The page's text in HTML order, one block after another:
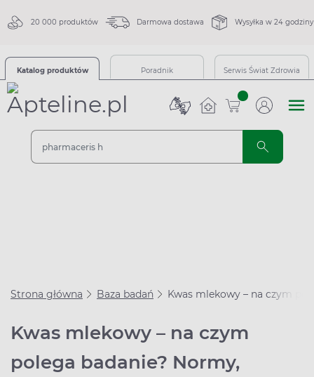
20 000 produktów Darmowa dostawa Wysyłka w 24 godziny
Katalog produktów Poradnik Serwis Świat Zdrowia
sztuk
Strona główna Baza badań Kwas mlekowy – na czym
Kwas mlekowy – na czym
polega badanie? Normy,